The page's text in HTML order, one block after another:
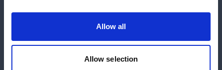
Allow all
Allow selection
colombia@valcomelton.com
VALCO MELTON FRANCE